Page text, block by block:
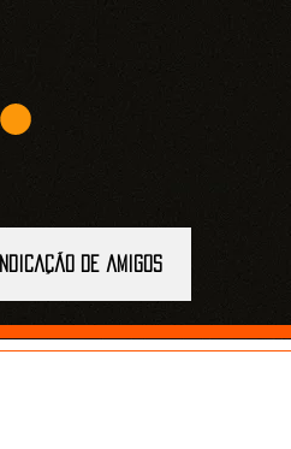
Indicação de amigos